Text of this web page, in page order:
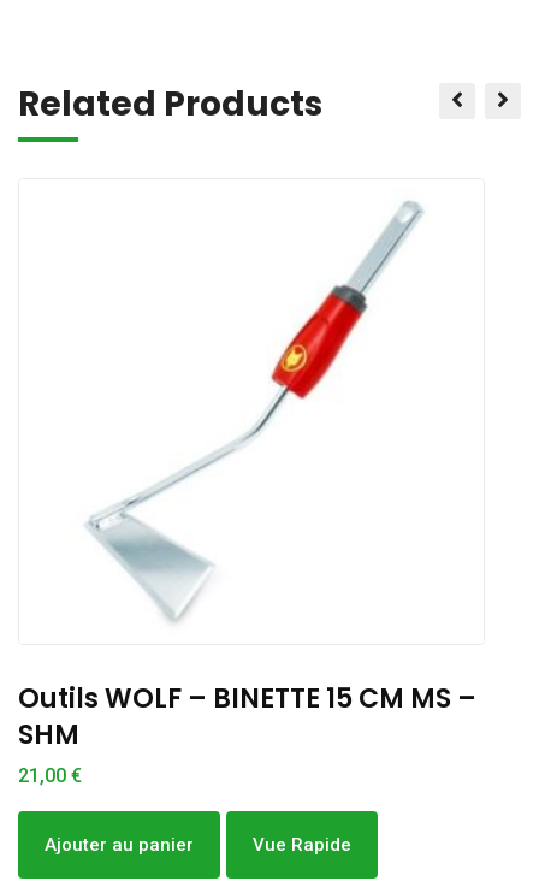
Related Products
Outils WOLF – BINETTE 15 CM MS –
SHM
21,00 €
Ajouter au panier Vue Rapide